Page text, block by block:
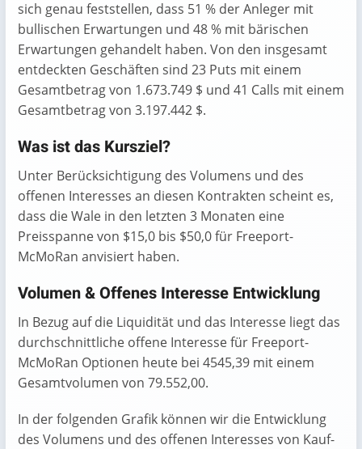
sich genau feststellen, dass 51 % der Anleger mit
bullischen Erwartungen und 48 % mit bärischen
Erwartungen gehandelt haben. Von den insgesamt
entdeckten Geschäften sind 23 Puts mit einem
Gesamtbetrag von 1.673.749 $ und 41 Calls mit einem
Gesamtbetrag von 3.197.442 $.
Was ist das Kursziel?
Unter Berücksichtigung des Volumens und des
offenen Interesses an diesen Kontrakten scheint es,
dass die Wale in den letzten 3 Monaten eine
Preisspanne von $15,0 bis $50,0 für Freeport-
McMoRan anvisiert haben.
Volumen & Offenes Interesse Entwicklung
In Bezug auf die Liquidität und das Interesse liegt das
durchschnittliche offene Interesse für Freeport-
McMoRan Optionen heute bei 4545,39 mit einem
Gesamtvolumen von 79.552,00.
In der folgenden Grafik können wir die Entwicklung
des Volumens und des offenen Interesses von Kauf-